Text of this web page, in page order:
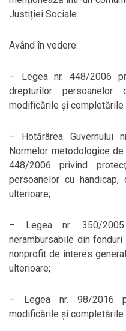
Justiției Sociale.
Având în vedere:
– Legea nr. 448/2006
drepturilor persoanelor
modificările şi completările
– Hotărârea Guvernului
Normelor metodologice
448/2006 privind
persoanelor cu
ulterioare;
– Legea nr. 350/
nerambursabile din
nonprofit de interes
ulterioare;
– Legea nr. 98/2016
modificările și completările